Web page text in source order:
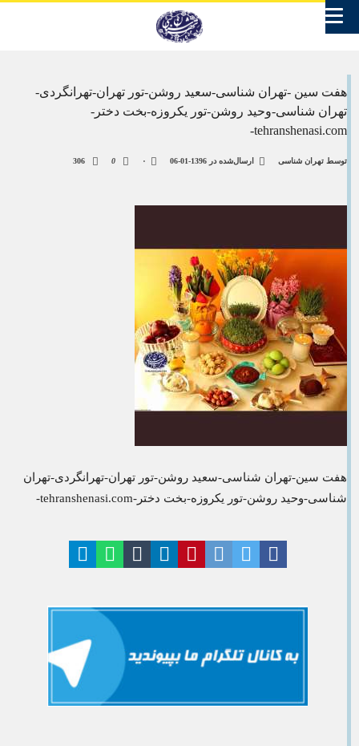
هفت سین -تهران شناسی-سعید روشن-تور تهران-تهرانگردی-
تهران شناسی-وحید روشن-تور یکروزه-بخت دختر-
tehranshenasi.com-
توسط تهران شناسی ارسال‌شده در 1396-01-06 ۰ 0
هفت سین-تهران شناسی-سعید روشن-تور تهران-تهرانگردی-تهران
شناسی-وحید روشن-تور یکروزه-بخت دختر-tehranshenasi.com-